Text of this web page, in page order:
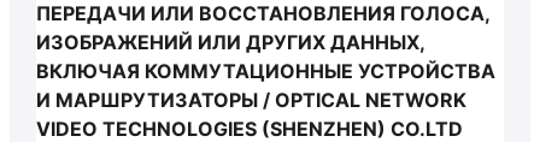
ПЕРЕДАЧИ ИЛИ ВОССТАНОВЛЕНИЯ ГОЛОСА,
ИЗОБРАЖЕНИЙ ИЛИ ДРУГИХ ДАННЫХ,
ВКЛЮЧАЯ КОММУТАЦИОННЫЕ УСТРОЙСТВА
И МАРШРУТИЗАТОРЫ / OPTICAL NETWORK
VIDEO TECHNOLOGIES (SHENZHEN) CO.LTD